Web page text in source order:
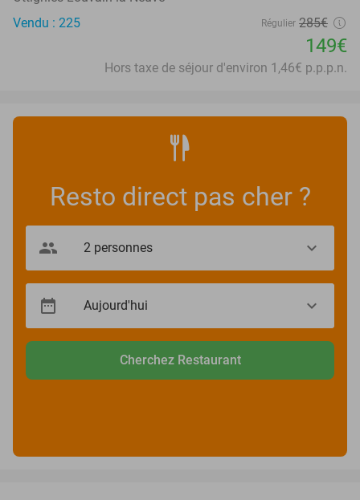
Vendu : 225
Régulier 285€
149€
Hors taxe de séjour d'environ 1,46€ p.p.p.n.
Resto direct pas cher ?
Cherchez Restaurant